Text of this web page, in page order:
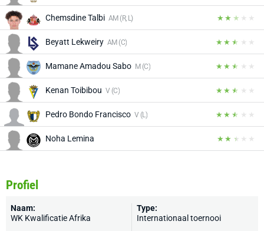
Chemsdine Talbi AM (R, L)
Beyatt Lekweiry AM (C)
Mamane Amadou Sabo M (C)
Kenan Toibibou V (C)
Pedro Bondo Francisco V (L)
Noha Lemina
Profiel
Naam:
WK Kwalificatie Afrika
Type:
Internationaal toernooi